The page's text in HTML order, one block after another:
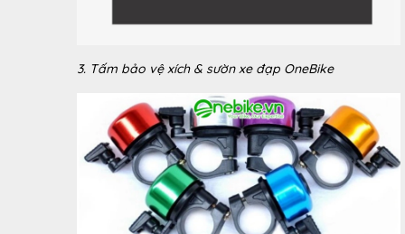
3. Tấm bảo vệ xích & sườn xe đạp OneBike